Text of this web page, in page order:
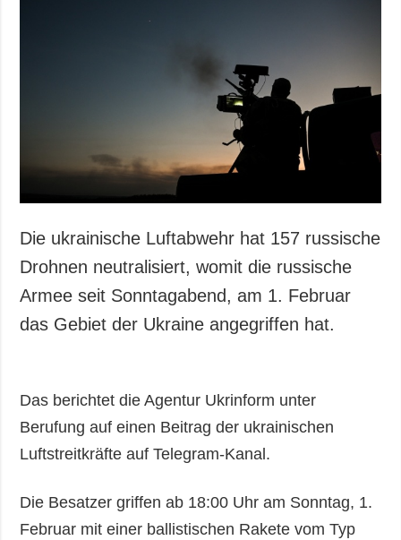
Die ukrainische Luftabwehr hat 157 russische
Drohnen neutralisiert, womit die russische
Armee seit Sonntagabend, am 1. Februar
das Gebiet der Ukraine angegriffen hat.
Das berichtet die Agentur Ukrinform unter
Berufung auf einen Beitrag der ukrainischen
Luftstreitkräfte auf Telegram-Kanal.
Die Besatzer griffen ab 18:00 Uhr am Sonntag, 1.
Februar mit einer ballistischen Rakete vom Typ